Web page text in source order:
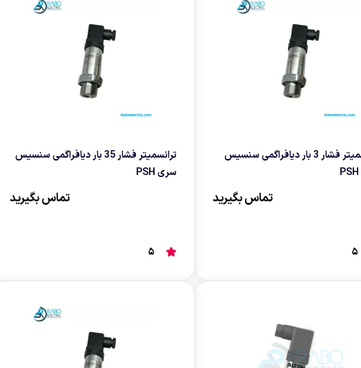
ترانسمیتر فشار 3 بار دیافراگمی سنسیس
تماس بگیرید
5
ترانسمیتر فشار 35 بار دیافراگمی سنسیس
سری PSH
تماس بگیرید
5